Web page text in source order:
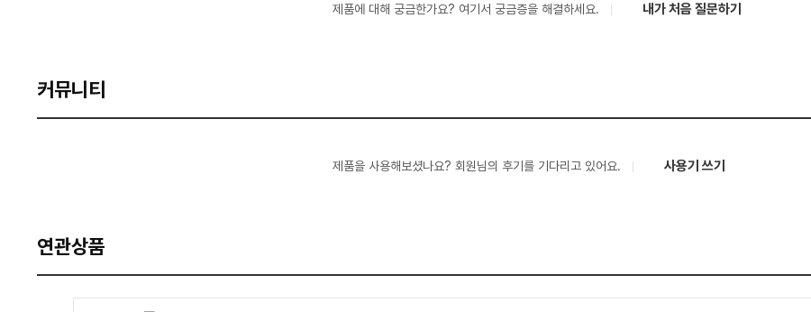
제품에 대해 궁금한가요? 여기서 궁금증을 해결하세요. 내가 처음 질문하기
커뮤니티
제품을 사용해보셨나요? 회원님의 후기를 기다리고 있어요. 사용기 쓰기
연관상품